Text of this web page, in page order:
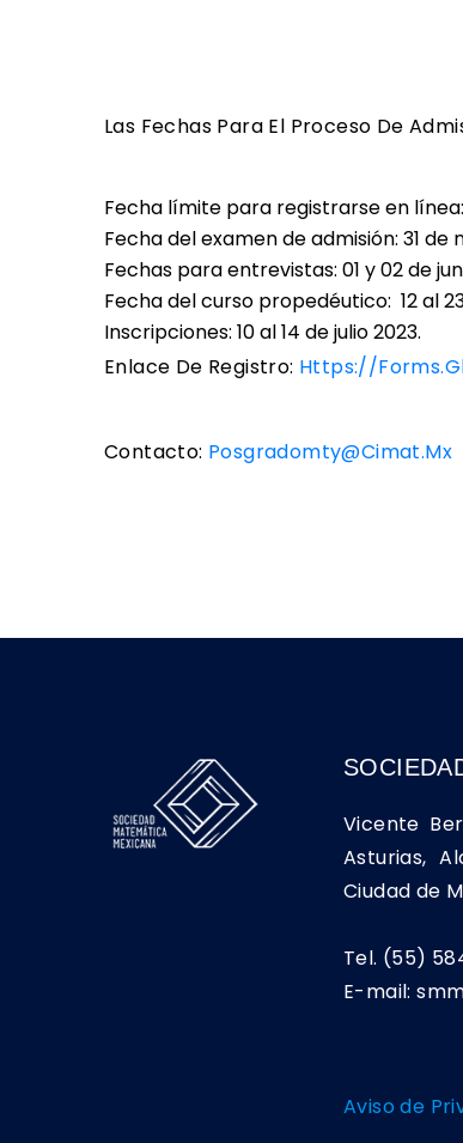
Las Fechas Para El Proceso De
Fecha límite para registrarse en línea:
Fecha del examen de admisión: 31 de
Fechas para entrevistas: 01 y 02 de
Fecha del curso propedéutico: 12 al
Inscripciones: 10 al 14 de julio 2023.
Enlace De Registro: Https://
Contacto: Posgradomty@cimat.mx
Vicente
Asturias,
Ciudad de
Tel. (55)
E-mail:
Aviso de